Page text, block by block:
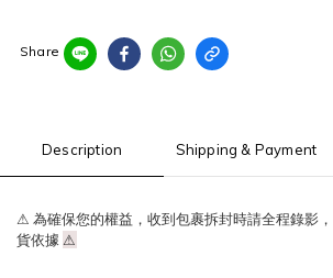
Share
Description Shipping & Payment
⚠ 為確保您的權益，收到包裹拆封時請全程錄影
貨依據 ⚠